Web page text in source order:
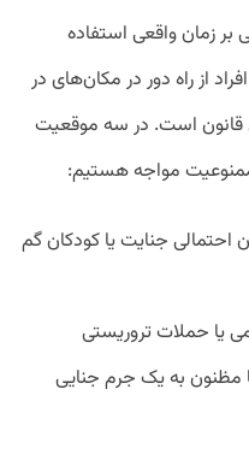
زمان واقعی استفاده
از راه دور در مکان‌های در
قانون است. در سه موقعیت
ممنوعیت مواجه هستیم:
احتمالی جنایت یا کودکان گم
یا حملات تروریستی
مظنون به یک جرم جنایی